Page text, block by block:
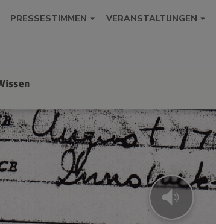
PRESSESTIMMEN VERANSTALTUNGEN